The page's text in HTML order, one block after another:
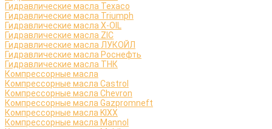
Гидравлические масла Texaco
Гидравлические масла Triumph
Гидравлические масла X-OIL
Гидравлические масла ZIC
Гидравлические масла ЛУКОЙЛ
Гидравлические масла Роснефть
Гидравлические масла ТНК
Компрессорные масла
Компрессорные масла Castrol
Компрессорные масла Chevron
Компрессорные масла Gazpromneft
Компрессорные масла KIXX
Компрессорные масла Mannol